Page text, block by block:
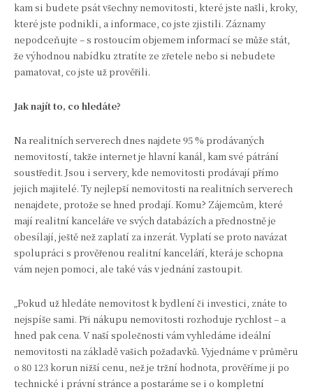
kam si budete psát všechny nemovitosti, které jste našli, kroky,
které jste podnikli, a informace, co jste zjistili. Záznamy
nepodceňujte – s rostoucím objemem informací se může stát,
že výhodnou nabídku ztratíte ze zřetele nebo si nebudete
pamatovat, co jste už prověřili.
Jak najít to, co hledáte?
Na realitních serverech dnes najdete 95 % prodávaných
nemovitostí, takže internet je hlavní kanál, kam své pátrání
soustředit. Jsou i servery, kde nemovitosti prodávají přímo
jejich majitelé. Ty nejlepší nemovitosti na realitních serverech
nenajdete, protože se hned prodají. Komu? Zájemcům, které
mají realitní kanceláře ve svých databázích a přednostně je
obesílají, ještě než zaplatí za inzerát. Vyplatí se proto navázat
spolupráci s prověřenou realitní kanceláří, která je schopna
vám nejen pomoci, ale také vás v jednání zastoupit.
„Pokud už hledáte nemovitost k bydlení či investici, znáte to
nejspíše sami. Při nákupu nemovitosti rozhoduje rychlost – a
hned pak cena. V naší společnosti vám vyhledáme ideální
nemovitosti na základě vašich požadavků. Vyjednáme v průměru
o 80 123 korun nižší cenu, než je tržní hodnota, prověříme ji po
technické i právní stránce a postaráme se i o kompletní